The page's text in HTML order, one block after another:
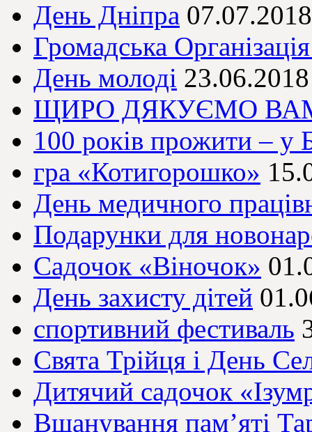
День Дніпра 07.07.2018
Громадська
День молоді 23.06.2018
ЩИРО ДЯКУЄМО
100 років прожити – у
гра «Котигорошко»
День медичного
Подарунки для
Садочок «Віночок»
День захисту дітей
спортивний фестиваль
Свята Трійця і День
Дитячий садочок
Вшанування пам’яті